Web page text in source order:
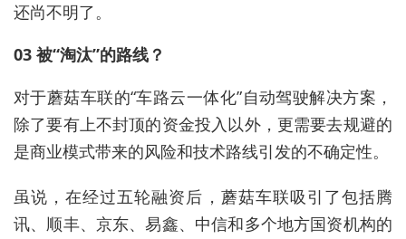
还尚不明了。
03 被“淘汰”的路线？
对于蘑菇车联的“车路云一体化”自动驾驶解决方案，
除了要有上不封顶的资金投入以外，更需要去规避的
是商业模式带来的风险和技术路线引发的不确定性。
虽说，在经过五轮融资后，蘑菇车联吸引了包括腾
讯、顺丰、京东、易鑫、中信和多个地方国资机构的